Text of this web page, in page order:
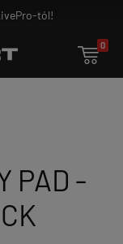

0
PAD -